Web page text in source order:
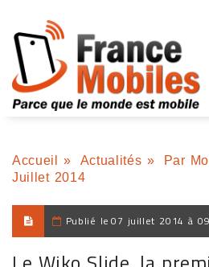
Accueil » Actualités » Par
Juillet 2014
Publié le 07 juillet 2014 à